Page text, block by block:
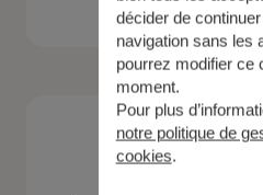
décider de
navigation sans les
pourrez modifier ce
moment.
Pour plus
notre politique de
cookies.